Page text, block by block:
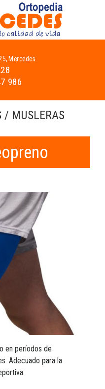
Mercedes
986
/ MUSLERAS
en períodos de
Adecuado para la